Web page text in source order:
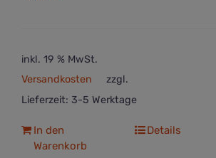
inkl. 19 % MwSt.
zzgl.
Versandkosten
Lieferzeit: 3-5 Werktage
In den
Warenkorb
Details